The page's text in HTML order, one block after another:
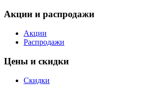
Акции и распродажи
Акции
Распродажи
Цены и скидки
Скидки